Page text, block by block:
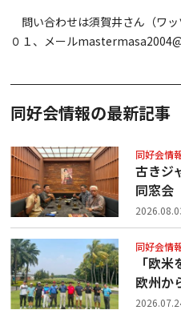
問い合わせは須賀井さん（ワ
０１、メール
同好会情報の最新記事
同好会情
古きジ
同窓会
同好会情
「欧
欧州か